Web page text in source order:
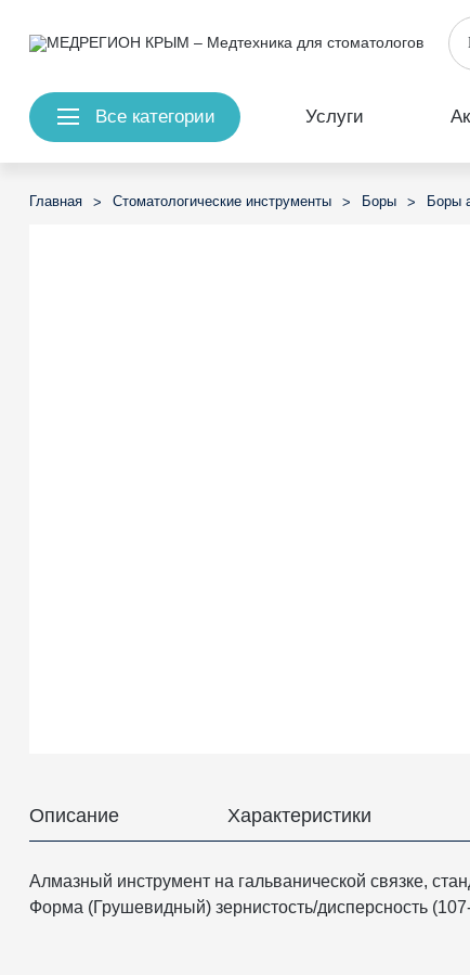
Все категории Услуги
Главная > Стоматологические инструменты > Боры > Боры
Описание Характеристики
Алмазный инструмент на гальванической связке,
Форма (Грушевидный) зернистость/дисперсность